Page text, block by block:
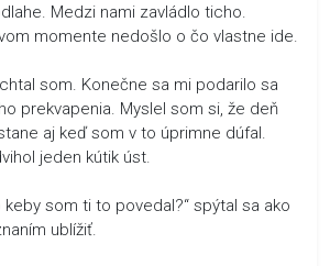
Medzi nami zavládlo ticho.
momente nedošlo o čo vlastne ide.
som. Konečne sa mi podarilo sa
prekvapenia. Myslel som si, že deň
aj keď som v to úprimne dúfal.
jeden kútik úst.
keby som ti to povedal?“ spýtal sa ako
ublížiť.